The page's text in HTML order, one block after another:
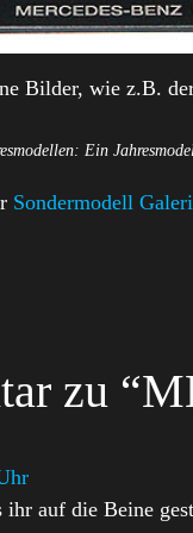
Bilder, wie z.B.
Ein
Sondermodell
zu
ihr auf die Beine